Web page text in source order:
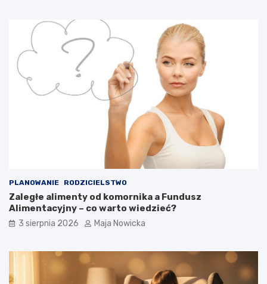
PLANOWANIE RODZICIELSTWO
Zaległe alimenty od komornika a Fundusz
Alimentacyjny – co warto wiedzieć?
3 sierpnia 2026 Maja Nowicka